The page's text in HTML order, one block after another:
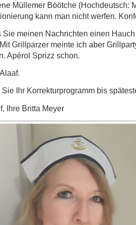
Müllemer Böötche (Hochdeutsch:
kann man nicht werfen.
Sie meinen Nachrichten einen
Grillparzer meinte ich aber
Apérol Sprizz schon.
Ihr Korrekturprogramm bis
Ihre Britta Meyer